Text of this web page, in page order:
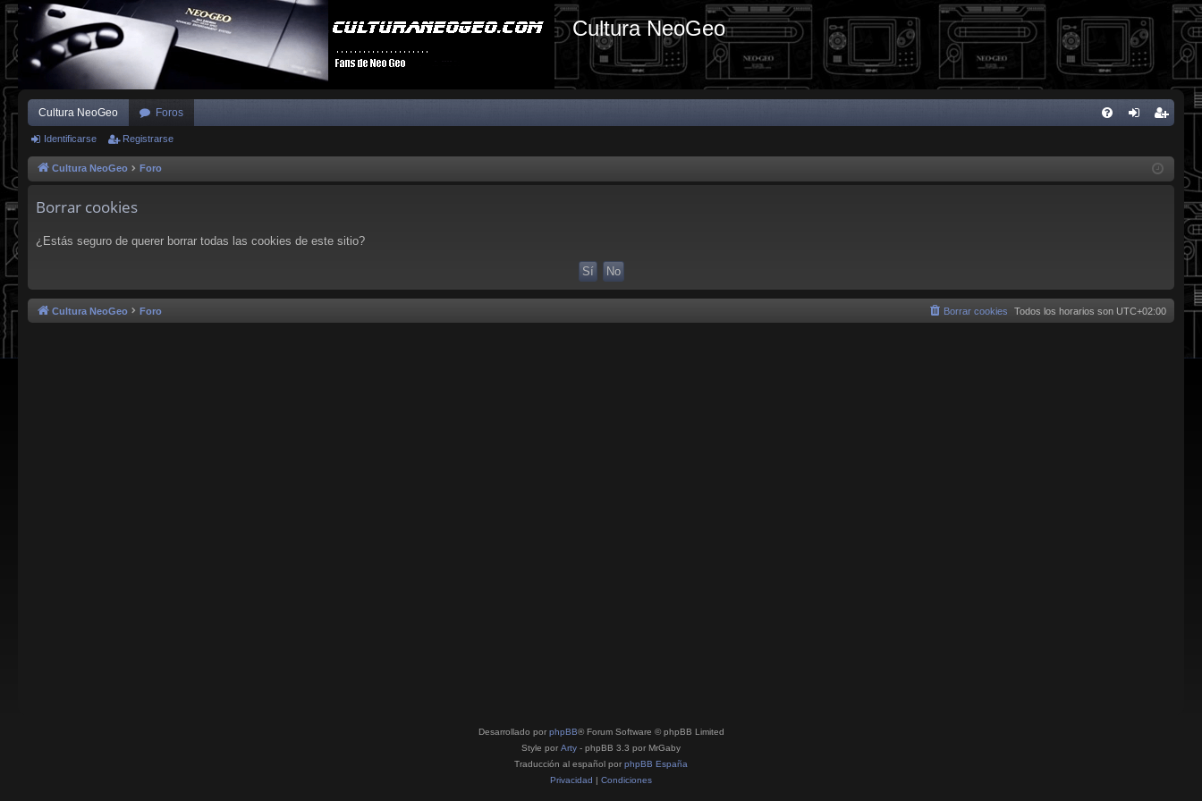
Cultura NeoGeo
Cultura NeoGeo Foros
ist
Identificarse Registrarse
Cultura NeoGeo Foro
Borrar cookies
¿Estás seguro de querer borrar todas las cookies de este sitio?
Cultura NeoGeo Foro Todos los horarios son UTC+02:00
Borrar cookies
Desarrollado por phpBB® Forum Software © phpBB Limited
Style por Arty - phpBB 3.3 por MrGaby
Traducción al español por phpBB España
Privacidad | Condiciones